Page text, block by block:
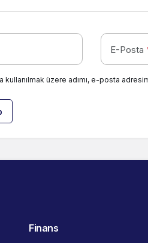
E-Posta
kullanılmak üzere adımı, e-posta
Finans